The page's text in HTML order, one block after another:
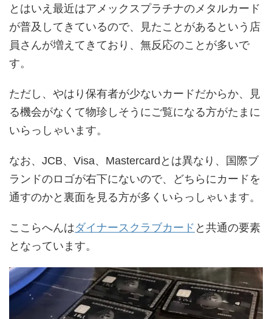
とはいえ最近はアメックスプラチナのメタルカード
が普及してきているので、見たことがあるという店
員さんが増えてきており、無反応のことが多いで
す。
ただし、やはり保有者が少ないカードだからか、見
る機会がなくて物珍しそうにご覧になる方がたまに
いらっしゃいます。
なお、JCB、Visa、Mastercardとは異なり、国際ブ
ランドのロゴが右下にないので、どちらにカードを
通すのかと裏面を見る方が多くいらっしゃいます。
ここらへんはダイナースクラブカード と共通の要素
となっています。